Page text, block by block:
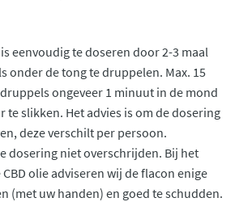
eenvoudig te doseren door 2-3 maal
onder de tong te druppelen. Max. 15
ongeveer 1 minuut in de mond
te slikken. Het advies is om de dosering
deze verschilt per persoon.
dosering niet overschrijden. Bij het
olie adviseren wij de flacon enige
(met uw handen) en goed te schudden.